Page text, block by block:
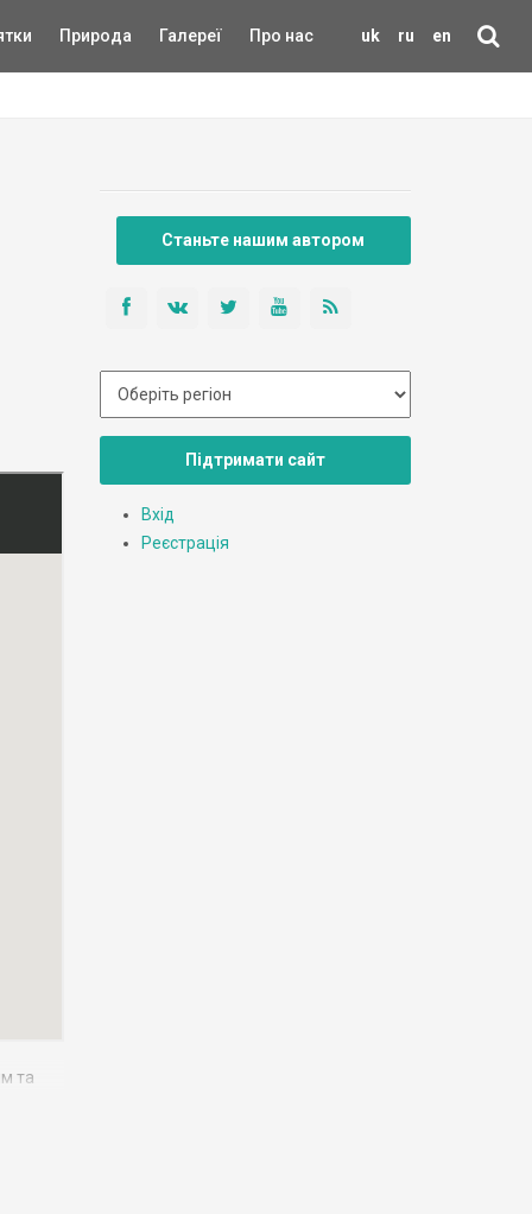
uk ru en
Природа Галереї Про нас
та
Станьте нашим автором
Підтримати сайт
Вхід
Реєстрація